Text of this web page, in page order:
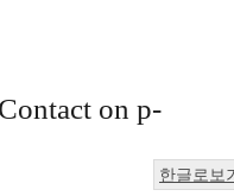
on p-
한글로보